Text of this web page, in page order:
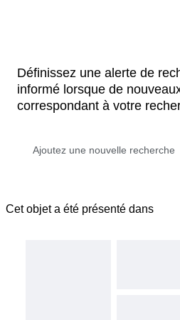
Définissez une alerte de
informé lorsque de
correspondant à votre
Cet objet a été présenté dans